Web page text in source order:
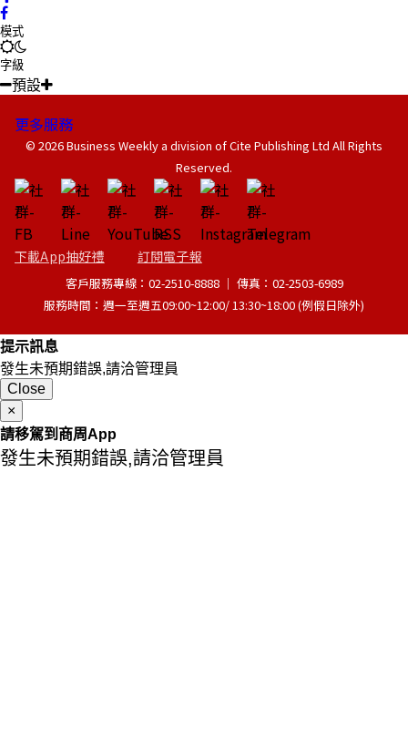
模式
字級
預設
更多服務
© 2026 Business Weekly a division of Cite Publishing Ltd All Rights
Reserved.
下載App抽好禮 訂閱電子報
客戶服務專線：02-2510-8888 │ 傳真：02-2503-6989
服務時間：週一至週五09:00~12:00/ 13:30~18:00 (例假日除外)
提示訊息
發生未預期錯誤,請洽管理員
Close
×
請移駕到商周App
發生未預期錯誤,請洽管理員